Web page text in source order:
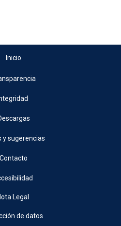
Inicio
y sugerencias
Contacto
Legal
de datos